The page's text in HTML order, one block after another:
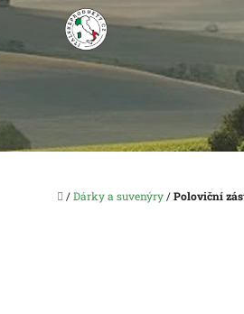
Domů
/Dárky a suvenýry/Poloviční